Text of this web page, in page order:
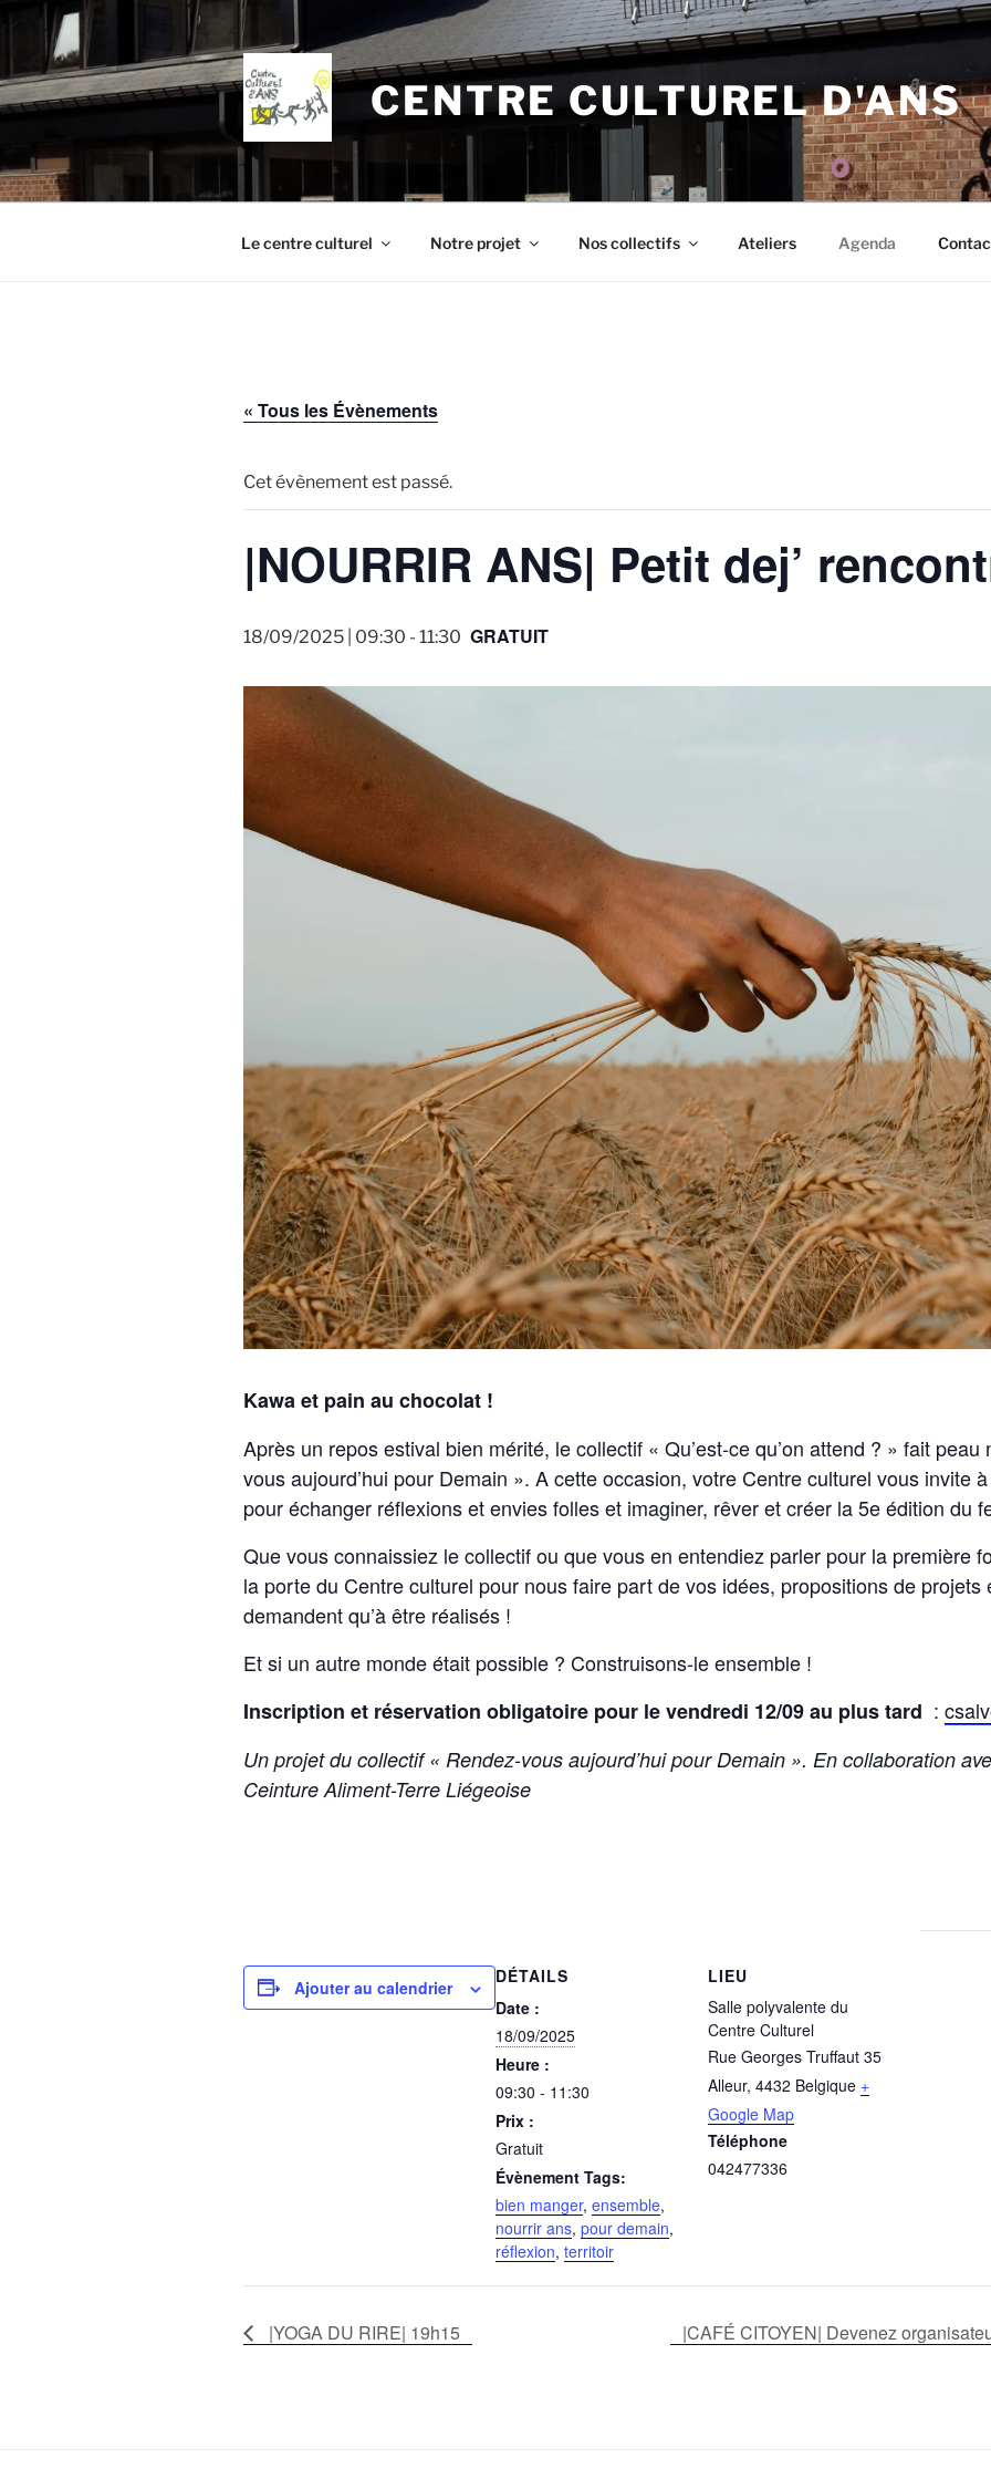
contenu
principal
CENTRE CULTUREL D'ANS
Le centre culturel Notre projet Nos collectifs Ateliers Agenda
« Tous les Évènements
Cet évènement est passé.
|NOURRIR ANS| Petit dej’
18/09/2025 | 09:30 - 11:30 GRATUIT
Kawa et pain au chocolat !
Après un repos estival bien mérité, le collectif « Qu’est-ce qu’on attend ? » fait
vous aujourd’hui pour Demain ». A cette occasion, votre Centre culturel vous invite
pour échanger réflexions et envies folles et imaginer, rêver et créer la 5e édition du
Que vous connaissiez le collectif ou que vous en entendiez parler pour la première
la porte du Centre culturel pour nous faire part de vos idées, propositions de projets
demandent qu’à être réalisés !
Et si un autre monde était possible ? Construisons-le ensemble !
Inscription et réservation obligatoire pour le vendredi 12/09 au plus tard :
Un projet du collectif « Rendez-vous aujourd’hui pour Demain ». En collaboration
Ceinture Aliment-Terre Liégeoise
Ajouter au calendrier
DÉTAILS
Date :
18/09/2025
Heure :
09:30 - 11:30
Prix :
Gratuit
Évènement Tags:
bien manger, ensemble,
nourrir ans, pour demain,
réflexion, territoir
LIEU
Salle polyvalente du
Centre Culturel
Rue Georges Truffaut 35
Alleur, 4432 Belgique +
Google Map
Téléphone
042477336
|YOGA DU RIRE| 19h15 |CAFÉ CITOYEN| Devenez